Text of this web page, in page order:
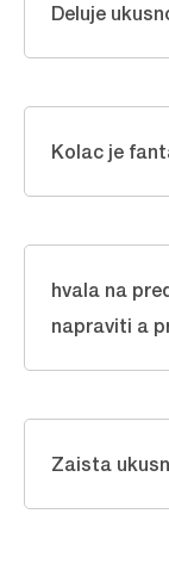
Deluje
Kolac je
hvala na
napraviti a
Zaista